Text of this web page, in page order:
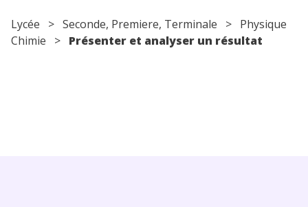
Lycée > Seconde, Premiere, Terminale > Physique
Chimie > Présenter et analyser un résultat